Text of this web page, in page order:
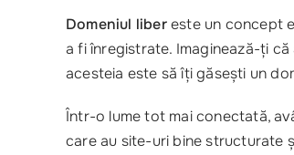
Domeniul libereste un concept
a fi înregistrate. Imaginează-ți
acesteia este să îți găsești un
Într-o lume tot mai conectată,
care au site-uri bine structurate